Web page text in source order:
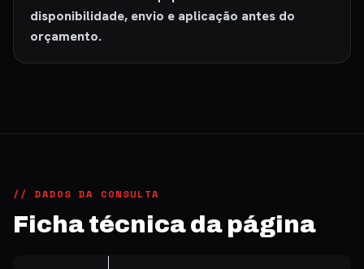
disponibilidade, envio e aplicação antes do
orçamento.
// DADOS DA CONSULTA
Ficha técnica da página